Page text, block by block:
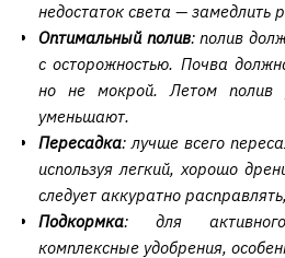
недостаток света — замедлить
Оптимальный полив: полив
с осторожностью. Почва
но не мокрой. Летом полив
уменьшают.
Пересадка: лучше всего
используя легкий, хорошо
следует аккуратно
Подкормка: для
комплексные удобрения,